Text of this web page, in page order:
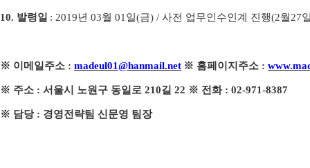
10. 발령일 : 2019년 03월 01일(금) / 사전 업무인수인계 진행(2월27
※ 이메일주소 : madeul01@hanmail.net ※ 홈페이지주소 :
※ 주소 : 서울시 노원구 동일로 210길 22 ※ 전화 : 02-971-8387
※ 담당 : 경영전략팀 신문영 팀장